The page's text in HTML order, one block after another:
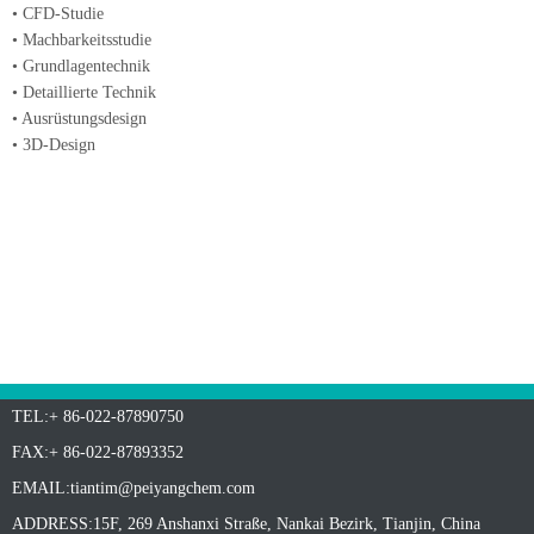
• CFD-Studie
• Machbarkeitsstudie
• Grundlagentechnik
• Detaillierte Technik
• Ausrüstungsdesign
• 3D-Design
TEL:+ 86-022-87890750
FAX:+ 86-022-87893352
EMAIL:tiantim@peiyangchem.com
ADDRESS:15F, 269 Anshanxi Straße, Nankai Bezirk, Tianjin, China